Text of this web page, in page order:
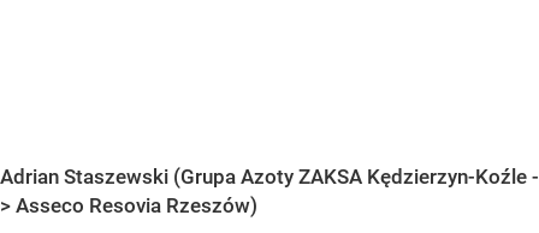
Adrian Staszewski (Grupa Azoty ZAKSA Kędzierzyn-Koźle -
> Asseco Resovia Rzeszów)